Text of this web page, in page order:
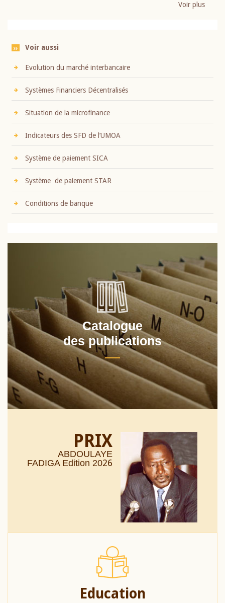
Voir plus
Voir aussi
Evolution du marché interbancaire
Systèmes Financiers Décentralisés
Situation de la microfinance
Indicateurs des SFD de l’UMOA
Système de paiement SICA
Système de paiement STAR
Conditions de banque
Catalogue
des publications
PRIX
ABDOULAYE
FADIGA Edition 2026
Education